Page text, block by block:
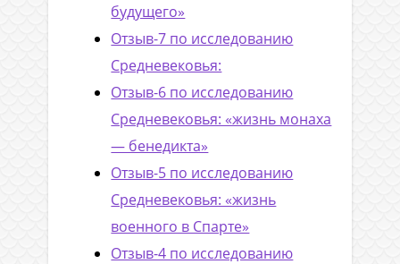
будущего»
Отзыв-7 по исследованию
Средневековья:
Отзыв-6 по исследованию
Средневековья: «жизнь монаха
— бенедикта»
Отзыв-5 по исследованию
Средневековья: «жизнь
военного в Спарте»
Отзыв-4 по исследованию